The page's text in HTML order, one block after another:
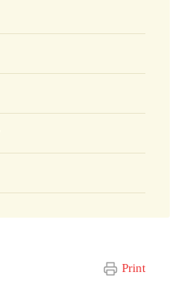
Print